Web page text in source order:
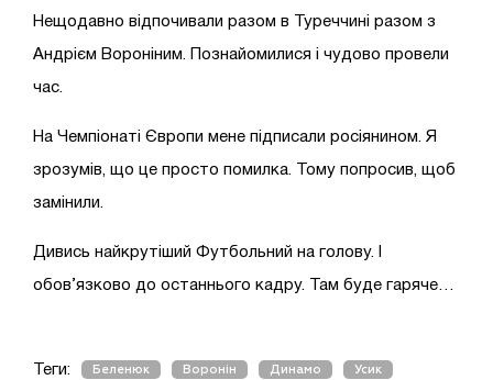
Нещодавно відпочивали разом в Туреччині разом з
Андрієм Вороніним. Познайомилися і чудово провели
час.
На Чемпіонаті Європи мене підписали росіянином. Я
зрозумів, що це просто помилка. Тому попросив, щоб
замінили.
Дивись найкрутіший Футбольний на голову. І
обов’язково до останнього кадру. Там буде гаряче…
Теги: Беленюк Воронін Динамо Усик